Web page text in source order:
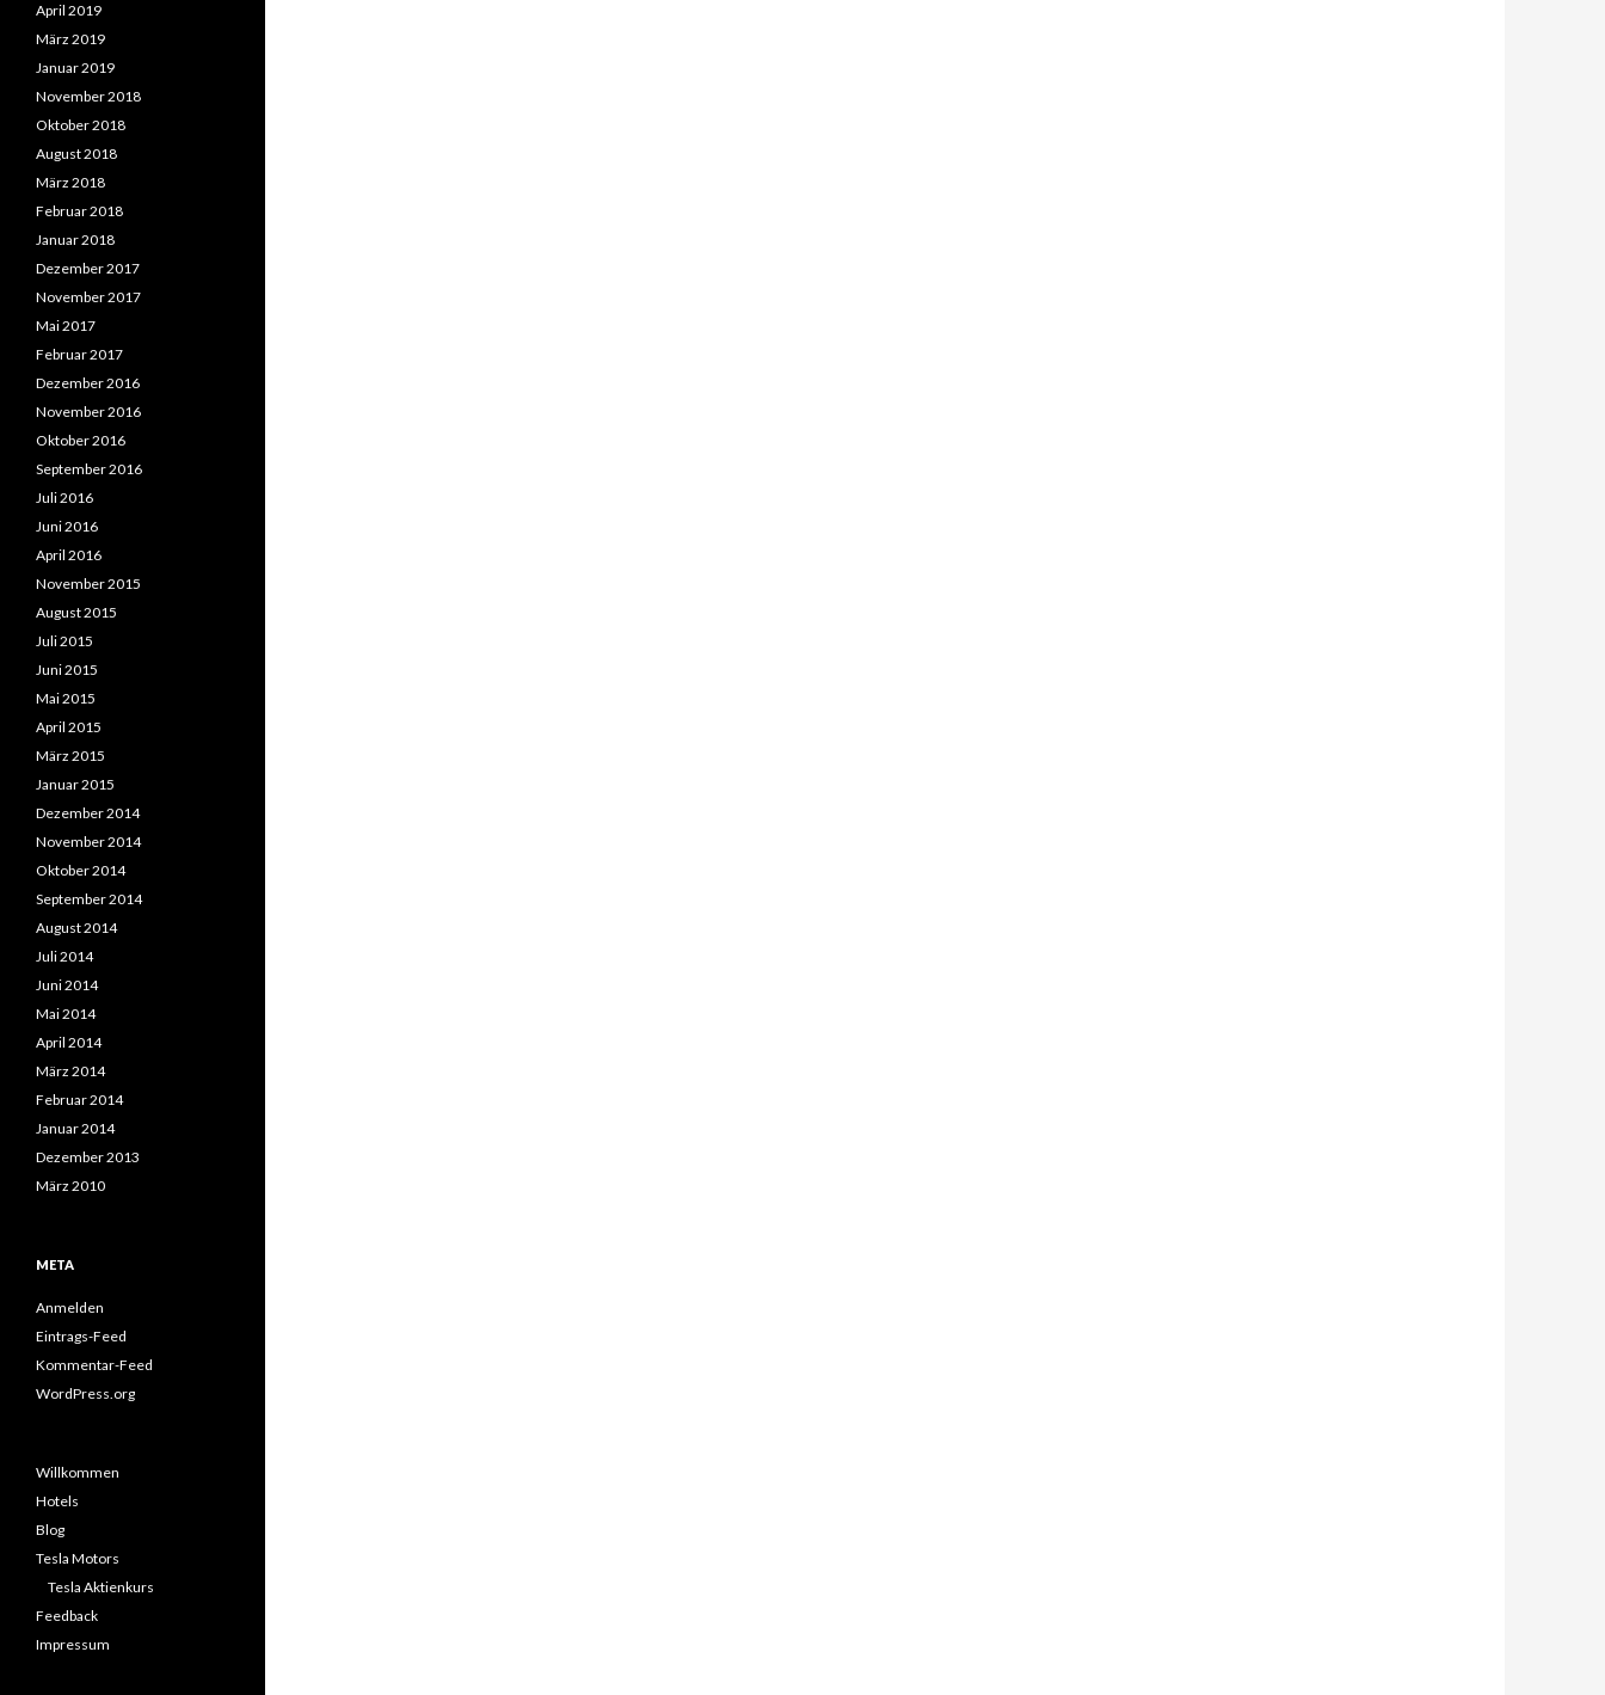
April 2019
März 2019
Januar 2019
November 2018
Oktober 2018
August 2018
März 2018
Februar 2018
Januar 2018
Dezember 2017
November 2017
Mai 2017
Februar 2017
Dezember 2016
November 2016
Oktober 2016
September 2016
Juli 2016
Juni 2016
April 2016
November 2015
August 2015
Juli 2015
Juni 2015
Mai 2015
April 2015
März 2015
Januar 2015
Dezember 2014
November 2014
Oktober 2014
September 2014
August 2014
Juli 2014
Juni 2014
Mai 2014
April 2014
März 2014
Februar 2014
Januar 2014
Dezember 2013
März 2010
META
Anmelden
Eintrags-Feed
Kommentar-Feed
WordPress.org
Willkommen
Hotels
Blog
Tesla Motors
Tesla Aktienkurs
Feedback
Impressum